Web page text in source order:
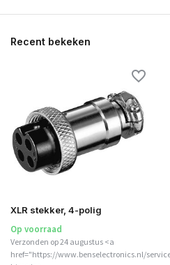
Recent bekeken
XLR stekker, 4-polig
Op voorraad
Verzonden op 24 augustus <a
href="https://www.benselectronics.nl/